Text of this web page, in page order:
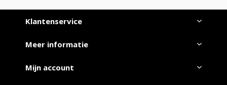
Klantenservice
Meer informatie
Mijn account